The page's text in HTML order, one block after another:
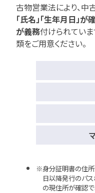
古物営業法により、中
「氏名」「生年月日」
が義務付けられていま
類をご用意ください。
身分証明書の住所
日以降発行のパ
の現住所が確認で